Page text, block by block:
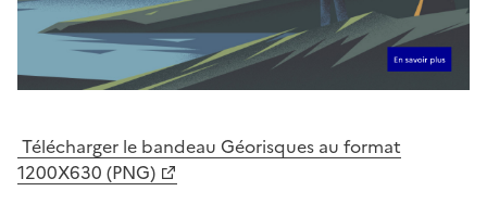
Télécharger le bandeau Géorisques au format
1200X630 (PNG)